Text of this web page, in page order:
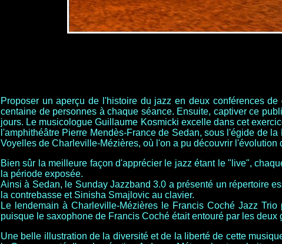
Proposer un aperçu de l'histoire du jazz en deux conférences
centaine de personnes à chaque séance. Ensuite, captiver ce
jours. Le musicologue Guillaume Kosmicki excelle dans cet
l'amphithéâtre Pierre Mendès-France de Sedan, sous l'égide de
Voyelles de Charleville-Mézières, où l'on a pu découvrir l'évolution
Bien sûr la meilleure façon d'apprécier le jazz étant le "live",
la période exposée.
Ainsi à Sedan, le Sunday Jazzband 3.0 a présenté un répertoire
la contrebasse et Sinisha Smajlovic au clavier.
Le lendemain à Charleville-Mézières le Francis Coché Jazz
puisque le saxophone de Francis Coché était entouré par les
Une belle illustration de la diversité et de la liberté de cette